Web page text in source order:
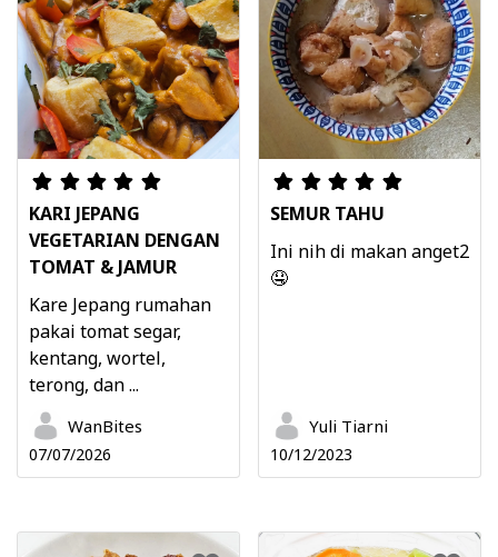
KARI JEPANG
VEGETARIAN DENGAN
TOMAT & JAMUR
Kare Jepang rumahan
pakai tomat segar,
kentang, wortel,
terong, dan ...
WanBites
07/07/2026
SEMUR TAHU
Ini nih di makan anget2
🤤
Yuli Tiarni
10/12/2023